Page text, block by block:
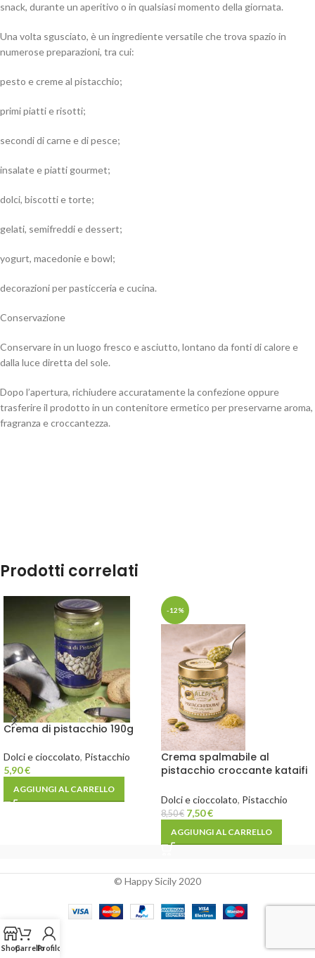
snack, durante un aperitivo o in qualsiasi momento della giornata.
Una volta sgusciato, è un ingrediente versatile che trova spazio in
numerose preparazioni, tra cui:
pesto e creme al pistacchio;
primi piatti e risotti;
secondi di carne e di pesce;
insalate e piatti gourmet;
dolci, biscotti e torte;
gelati, semifreddi e dessert;
yogurt, macedonie e bowl;
decorazioni per pasticceria e cucina.
Conservazione
Conservare in un luogo fresco e asciutto, lontano da fonti di calore e
dalla luce diretta del sole.
Dopo l’apertura, richiudere accuratamente la confezione oppure
trasferire il prodotto in un contenitore ermetico per preservarne aroma,
fragranza e croccantezza.
Prodotti correlati
Crema di pistacchio 190g
Dolci e cioccolato, Pistacchio
5,90€
AGGIUNGI AL CARRELLO
-12%
Crema spalmabile al
pistacchio croccante kataifi
Dolci e cioccolato, Pistacchio
8,50€ 7,50€
AGGIUNGI AL CARRELLO
© Happy Sicily 2020
ShopCarrelloProfilo